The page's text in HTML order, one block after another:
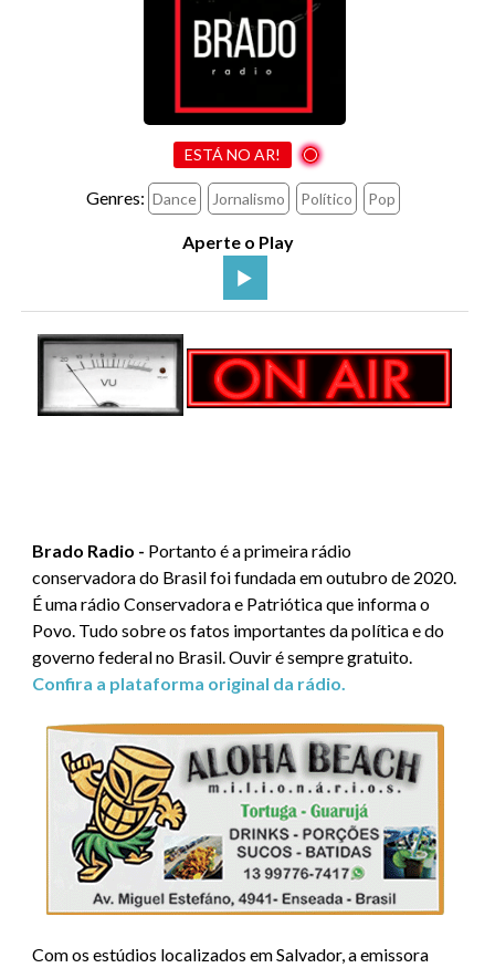
ESTÁ NO AR!
Genres: Dance Jornalismo Político Pop
Aperte o Play
Brado Radio - Portanto é a primeira rádio
conservadora do Brasil foi fundada em outubro de 2020.
É uma rádio Conservadora e Patriótica que informa o
Povo. Tudo sobre os fatos importantes da política e do
governo federal no Brasil. Ouvir é sempre gratuito.
Confira a plataforma original da rádio.
Com os estúdios localizados em Salvador, a emissora